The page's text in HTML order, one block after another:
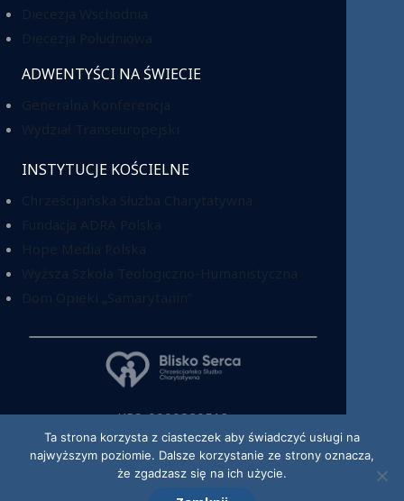
ADWENTYŚCI NA ŚWIECIE
INSTYTUCJE KOŚCIELNE
KRS: 0000220518
Ta strona korzysta z ciasteczek aby świadczyć usługi na
najwyższym poziomie. Dalsze korzystanie ze strony oznacza,
że zgadzasz się na ich użycie.